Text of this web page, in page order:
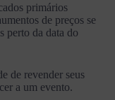
primários
de preços se
perto da data do
de revender seus
a um evento.